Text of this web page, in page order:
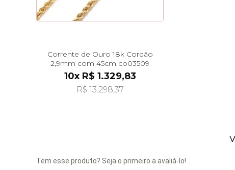
Corrente de Ouro 18k Cordão
2,9mm com 45cm co03509
10x R$ 1.329,83
R$ 13.298,37
Tem esse produto? Seja o primeiro a avaliá-lo!